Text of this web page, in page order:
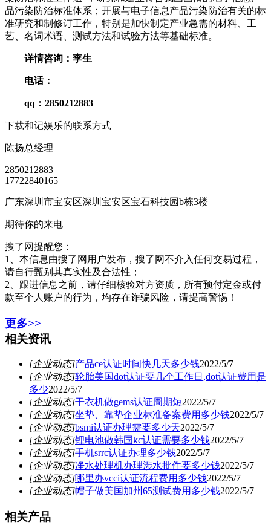
品污染防治标准体系；开展与电子信息产品污染防治有关的标
准研究和制修订工作，特别是加快制定产业急需的材料、工
艺、名词术语、测试方法和试验方法等基础标准。
详情咨询： 李生
电话：
qq：2850212883
下载和记娱乐的联系方式
陈扬总经理
2850212883
17722840165
广东深圳市宝安区深圳宝安区宝石科技园b栋3楼
期待你的来电
搜了网提醒您：
1、本信息由搜了网用户发布，搜了网不介入任何交易过程，
请自行甄别其真实性及合法性；
2、跟进信息之前，请仔细核验对方资质，所有预付定金或付
款至个人账户的行为，均存在诈骗风险，请提高警惕！
更多>>
相关资讯
[企业动态]产品ce认证时间快几天多少钱2022/5/7
[企业动态]轮胎美国dot认证要几个工作日,dot认证费用是
多少2022/5/7
[企业动态]干衣机做gems认证周期短2022/5/7
[企业动态]坐垫、靠垫企业标准备案费用多少钱2022/5/7
[企业动态]bsmi认证办理需要多少天2022/5/7
[企业动态]锂电池做韩国kc认证需要多少钱2022/5/7
[企业动态]手机srrc认证办理多少钱2022/5/7
[企业动态]净水处理机办理涉水批件要多少钱2022/5/7
[企业动态]哪里办vcci认证流程费用多少钱2022/5/7
[企业动态]帽子做美国加州65测试费用多少钱2022/5/7
相关产品